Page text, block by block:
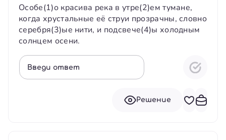
Особе(1)о красива река в утре(2)ем тумане,
когда хрустальные её струи прозрачны, словно
серебря(3)ые нити, и подсвече(4)ы холодным
солнцем осени.
Введи ответ
Решение